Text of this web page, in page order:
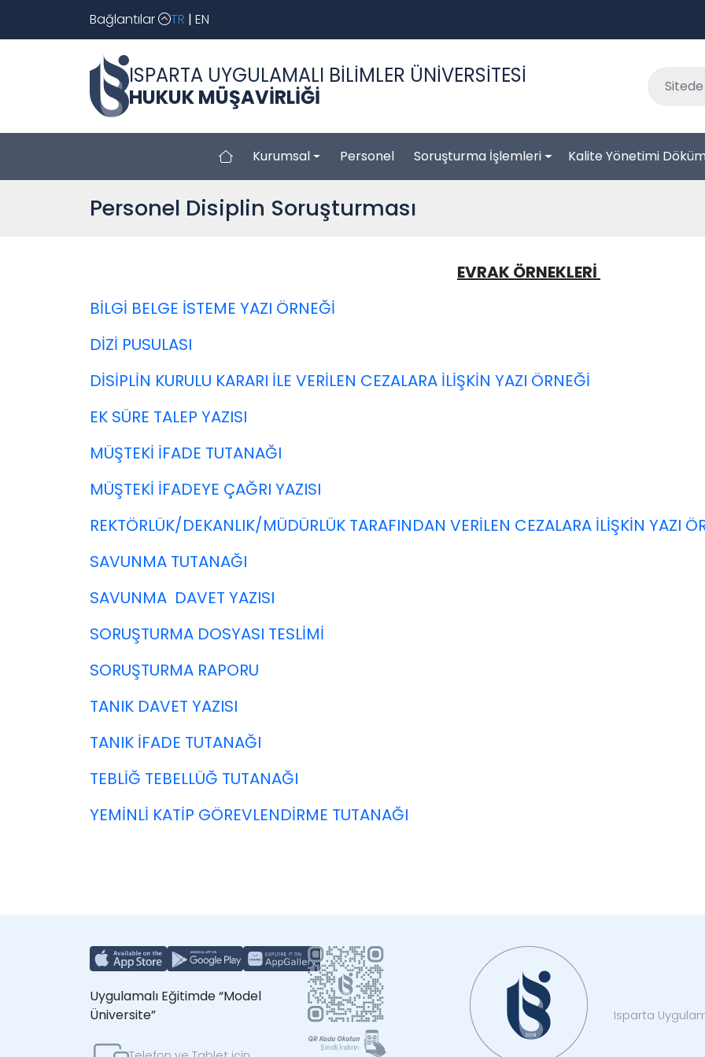
Bağlantılar TR | EN
ISPARTA UYGULAMALI BİLİMLER ÜNİVERSİTESİ
HUKUK MÜŞAVİRLİĞİ
Kurumsal Personel Soruşturma İşlemleri Kalite Yönetimi
Personel Disiplin Soruşturması
EVRAK ÖRNEKLERİ
BİLGİ BELGE İSTEME YAZI ÖRNEĞİ
DİZİ PUSULASI
DİSİPLİN KURULU KARARI İLE VERİLEN CEZALARA İLİŞKİN YAZI ÖRNEĞİ
EK SÜRE TALEP YAZISI
MÜŞTEKİ İFADE TUTANAĞI
MÜŞTEKİ İFADEYE ÇAĞRI YAZISI
REKTÖRLÜK/DEKANLIK/MÜDÜRLÜK TARAFINDAN VERİLEN CEZALARA İLİŞKİN YAZI
SAVUNMA TUTANAĞI
SAVUNMA DAVET YAZISI
SORUŞTURMA DOSYASI TESLİMİ
SORUŞTURMA RAPORU
TANIK DAVET YAZISI
TANIK İFADE TUTANAĞI
TEBLİĞ TEBELLÜĞ TUTANAĞI
YEMİNLİ KATİP GÖREVLENDİRME TUTANAĞI
Uygulamalı Eğitimde “Model
Üniversite”
Isparta